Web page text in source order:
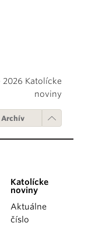
Katolícke
noviny
Archív
Katolícke
noviny
Aktuálne
číslo